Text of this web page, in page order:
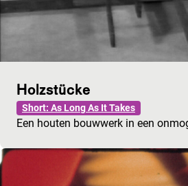
Holzstücke
Short: As Long As It Takes
Een houten bouwwerk in een